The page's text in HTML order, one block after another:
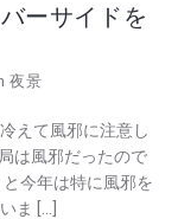
ーサイドを
夜景
えて風邪に注意し
は風邪だったので
今年は特に風邪を
ま […]